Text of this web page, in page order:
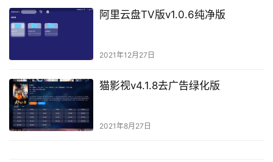
阿里云盘TV版v1.0.6纯净版
2021年12月27日
猫影视v4.1.8去广告绿化版
2021年8月27日